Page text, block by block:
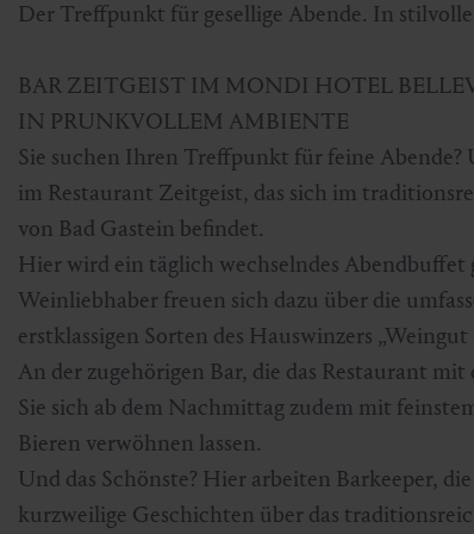
Skifahren & Snowboarden
Langlaufen
Bergbahnen & Lifte
Kur
Sportmedizin
Gesundheitsförderung
Kunst & Kultur
Gastein Card
Gastein von A-Z
Interaktive Karte
Genuss und Kulinarik
Der Treffpunkt für gesellige Abende. In
BAR ZEITGEIST IM MONDI HOTEL
IN PRUNKVOLLEM AMBIENTE
Sie suchen Ihren Treffpunkt für feine Abende?
im Restaurant Zeitgeist, das sich im
von Bad Gastein befindet.
Hier wird ein täglich wechselndes
Weinliebhaber freuen sich dazu über die
erstklassigen Sorten des Hauswinzers
An der zugehörigen Bar, die das Restaurant
Sie sich ab dem Nachmittag zudem mit
Bieren verwöhnen lassen.
Und das Schönste? Hier arbeiten Barkeeper,
kurzweilige Geschichten über das